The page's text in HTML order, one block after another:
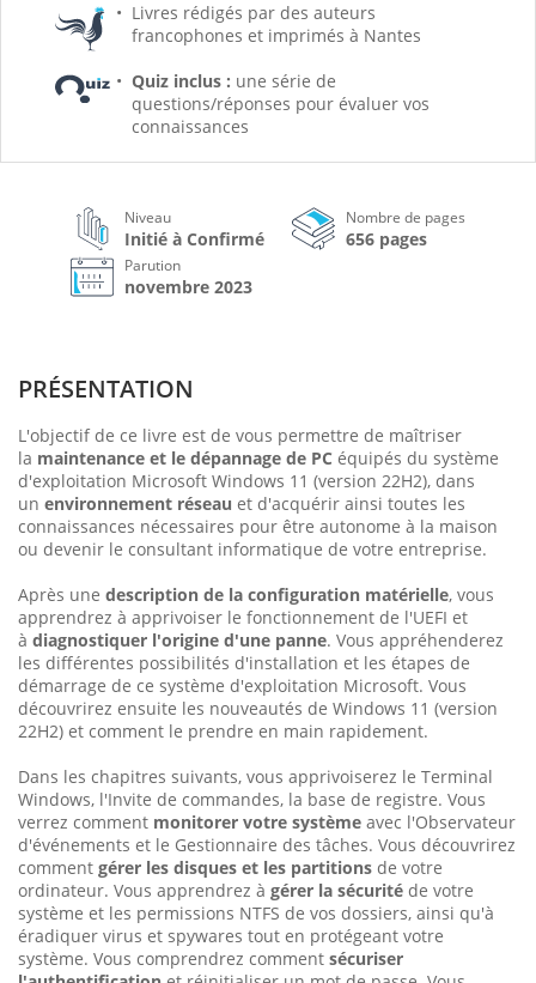
Livres rédigés par des auteurs
francophones et imprimés à Nantes
Quiz inclus : une série de
questions/réponses pour évaluer vos
connaissances
Niveau
Initié à Confirmé
Nombre de pages
656 pages
Parution
novembre 2023
PRÉSENTATION
L'objectif de ce livre est de vous permettre de maîtriser
la maintenance et le dépannage de PC équipés du système
d'exploitation Microsoft Windows 11 (version 22H2), dans
un environnement réseau et d'acquérir ainsi toutes les
connaissances nécessaires pour être autonome à la maison
ou devenir le consultant informatique de votre entreprise.
Après une description de la configuration matérielle, vous
apprendrez à apprivoiser le fonctionnement de l'UEFI et
à diagnostiquer l'origine d'une panne. Vous appréhenderez
les différentes possibilités d'installation et les étapes de
démarrage de ce système d'exploitation Microsoft. Vous
découvrirez ensuite les nouveautés de Windows 11 (version
22H2) et comment le prendre en main rapidement.
Dans les chapitres suivants, vous apprivoiserez le Terminal
Windows, l'Invite de commandes, la base de registre. Vous
verrez comment monitorer votre système avec l'Observateur
d'événements et le Gestionnaire des tâches. Vous découvrirez
comment gérer les disques et les partitions de votre
ordinateur. Vous apprendrez à gérer la sécurité de votre
système et les permissions NTFS de vos dossiers, ainsi qu'à
éradiquer virus et spywares tout en protégeant votre
système. Vous comprendrez comment sécuriser